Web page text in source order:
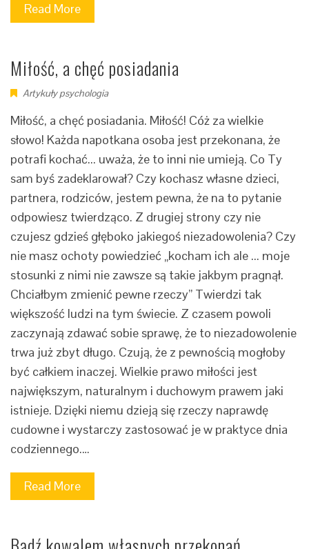
Read More
Miłość, a chęć posiadania
Artykuły psychologia
Miłość, a chęć posiadania. Miłość! Cóż za wielkie
słowo! Każda napotkana osoba jest przekonana, że
potrafi kochać... uważa, że to inni nie umieją. Co Ty
sam byś zadeklarował? Czy kochasz własne dzieci,
partnera, rodziców, jestem pewna, że na to pytanie
odpowiesz twierdząco. Z drugiej strony czy nie
czujesz gdzieś głęboko jakiegoś niezadowolenia? Czy
nie masz ochoty powiedzieć „kocham ich ale ... moje
stosunki z nimi nie zawsze są takie jakbym pragnął.
Chciałbym zmienić pewne rzeczy” Twierdzi tak
większość ludzi na tym świecie. Z czasem powoli
zaczynają zdawać sobie sprawę, że to niezadowolenie
trwa już zbyt długo. Czują, że z pewnością mogłoby
być całkiem inaczej. Wielkie prawo miłości jest
największym, naturalnym i duchowym prawem jaki
istnieje. Dzięki niemu dzieją się rzeczy naprawdę
cudowne i wystarczy zastosować je w praktyce dnia
codziennego.…
Read More